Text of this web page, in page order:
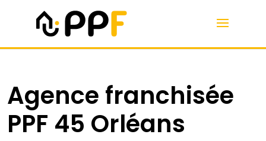
Agence franchisée
PPF 45 Orléans